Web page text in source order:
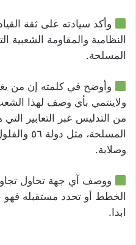
وأكد سيادته على ثقة
النظامية والمقاومة الشعبية
المسلحة.
وأوضح في كلمته إن من
ولاينتمي بأي وصف لهذا
من التدليس عبر التعابير
المسلحة،
وصلابة.
ووصف آي جهة تحاول
الخطط أو تحدد مستقبله فهو
ابدا.